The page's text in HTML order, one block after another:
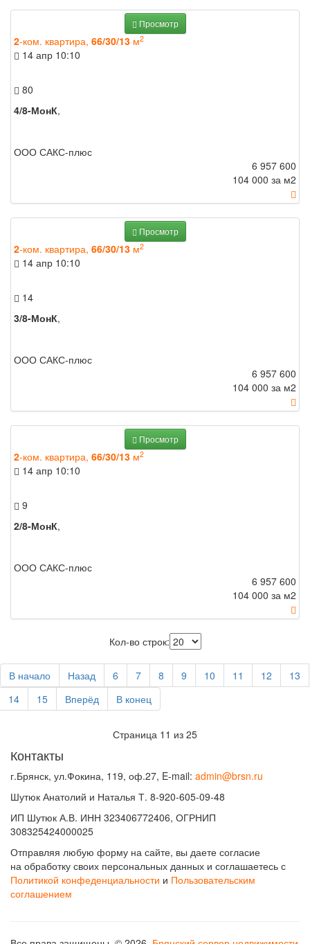
Просмотр
2-ком. квартира, 66/30/13 м2
14 апр 10:10
80
4/8-МонК,
ООО САКС-плюс
6 957 600
104 000 за м2
Просмотр
2-ком. квартира, 66/30/13 м2
14 апр 10:10
14
3/8-МонК,
ООО САКС-плюс
6 957 600
104 000 за м2
Просмотр
2-ком. квартира, 66/30/13 м2
14 апр 10:10
9
2/8-МонК,
ООО САКС-плюс
6 957 600
104 000 за м2
Кол-во строк:
В начало Назад 6 7 8 9 10 11 12
13
14
15 Вперёд В конец
Страница 11 из 25
Контакты
г.Брянск, ул.Фокина, 119, оф.27, E-mail: admin@brsn.ru
Шутюк Анатолий и Наталья Т. 8-920-605-09-48
ИП Шутюк А.В. ИНН 323406772406, ОГРНИП
308325424000025
Отправляя любую форму на сайте, вы даете согласие
на обработку своих персональных данных и соглашаетесь с
Политикой конфеденциальности и Пользовательским
соглашением